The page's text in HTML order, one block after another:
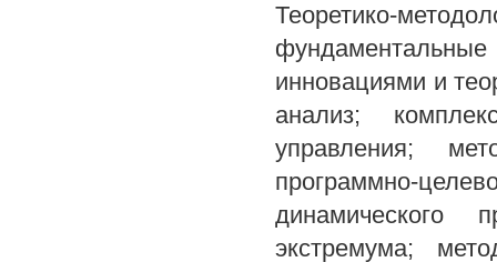
Теоретико-
инновациями и
анализ;
управления;
программно-
динамического
экстремума;